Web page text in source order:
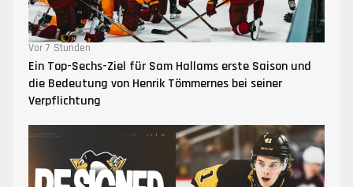
Vor 7 Stunden
Ein Top-Sechs-Ziel für Sam Hallams erste Saison und
die Bedeutung von Henrik Tömmernes bei seiner
Verpflichtung